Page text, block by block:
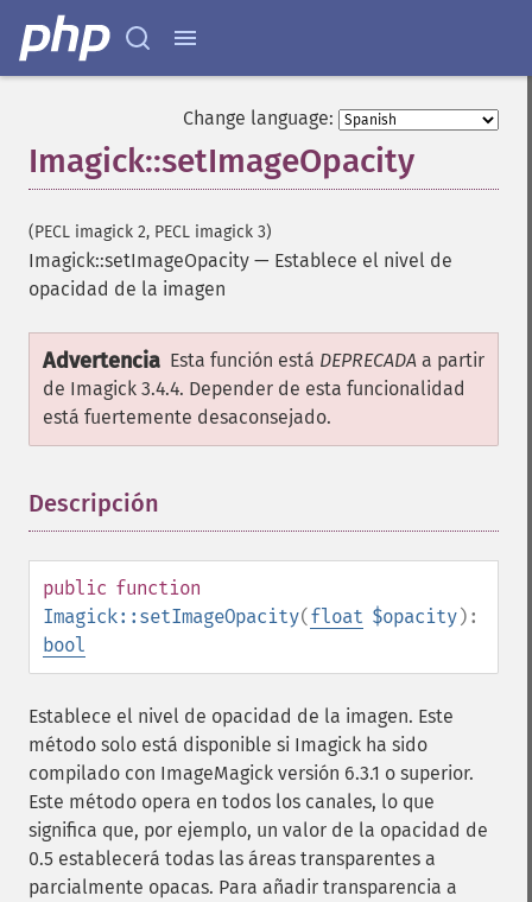
Change language:
Imagick::setImageOpacity
(PECL imagick 2, PECL imagick 3)
Imagick::setImageOpacity — Establece el nivel de
opacidad de la imagen
Advertencia Esta función está DEPRECADA a partir
de Imagick 3.4.4. Depender de esta funcionalidad
está fuertemente desaconsejado.
Descripción
public function
Imagick::setImageOpacity(float $opacity):
bool
Establece el nivel de opacidad de la imagen. Este
método solo está disponible si Imagick ha sido
compilado con ImageMagick versión 6.3.1 o superior.
Este método opera en todos los canales, lo que
significa que, por ejemplo, un valor de la opacidad de
0.5 establecerá todas las áreas transparentes a
parcialmente opacas. Para añadir transparencia a
getImageGreenPrimary
getImageHeight
getImageInterlaceScheme
getImageInterpolateMethod
getImageIterations
getImageMimeType
getImageOrientation
getImagePage
getImageProfiles
getImageProperties
getImageProperty
getImageRenderingIntent
getImageScene
getImageSignature
getImageTicksPerSecond
getImageType
getImageUnits
getImageVirtualPixelMethod
getImageWhitePoint
getImageWidth
getInterlaceScheme
getIteratorIndex